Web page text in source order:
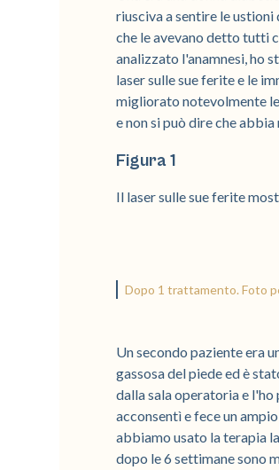
riusciva a sentire le ustioni
che le avevano detto tutti
analizzato l'anamnesi, ho
laser sulle sue ferite e le
migliorato notevolmente
e non si può dire che
Figura 1
Il laser sulle sue ferite
Dopo 1 trattamento. Foto
Un secondo paziente era
gassosa del piede ed è
dalla sala operatoria e
acconsentì e fece un
abbiamo usato la terapia
dopo le 6 settimane sono